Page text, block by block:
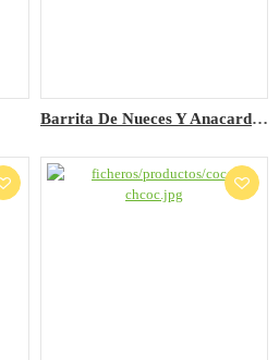
Barrita De Nueces Y Anacardos Eco